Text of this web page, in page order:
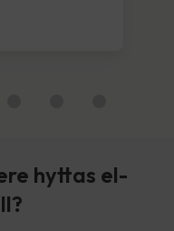
hyttas el-